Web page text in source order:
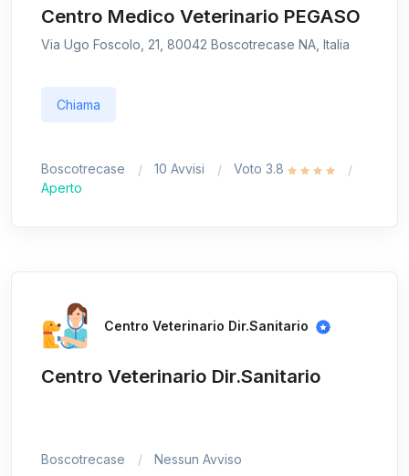
Centro Medico Veterinario PEGASO
Via Ugo Foscolo, 21, 80042 Boscotrecase NA, Italia
Chiama
Boscotrecase 10 Avvisi
Voto 3.8
Aperto
Centro Veterinario Dir.Sanitario
Centro Veterinario Dir.Sanitario
Boscotrecase Nessun Avviso